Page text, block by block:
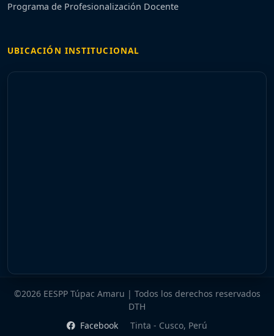
Programa de Profesionalización Docente
UBICACIÓN INSTITUCIONAL
©2026 EESPP Túpac Amaru | Todos los derechos reservados
DTH
Facebook
Tinta - Cusco, Perú